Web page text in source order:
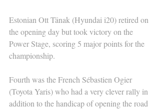
Estonian Ott Tänak (Hyundai i20) retired on
the opening day but took victory on the
Power Stage, scoring 5 major points for the
championship.
Fourth was the French Sébastien Ogier
(Toyota Yaris) who had a very clever rally in
addition to the handicap of opening the road